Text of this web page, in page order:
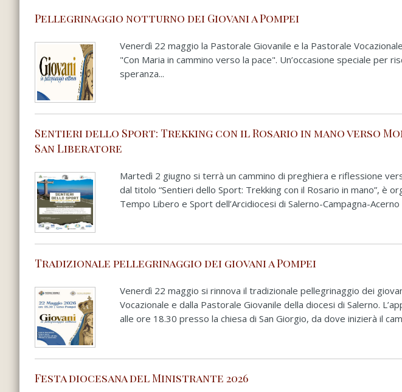
Pellegrinaggio notturno dei Giovani a Pompei
Venerdì 22 maggio la Pastorale Giovanile e la Pastorale
"Con Maria in cammino verso la pace". Un’occasione speciale per
speranza...
Sentieri dello Sport: Trekking con il Rosario in mano verso
San Liberatore
Martedì 2 giugno si terrà un cammino di preghiera e riflessione
dal titolo “Sentieri dello Sport: Trekking con il Rosario in mano”, è
Tempo Libero e Sport dell’Arcidiocesi di Salerno-Campagna-Acerno
Tradizionale pellegrinaggio dei giovani a Pompei
Venerdì 22 maggio si rinnova il tradizionale pellegrinaggio dei
Vocazionale e dalla Pastorale Giovanile della diocesi di Salerno.
alle ore 18.30 presso la chiesa di San Giorgio, da dove inizierà il
Festa diocesana del Ministrante 2026